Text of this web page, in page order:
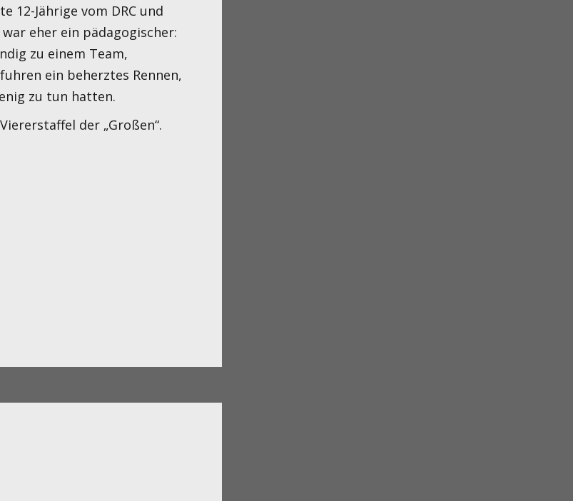
12-Jährige vom DRC und
eher ein pädagogischer:
zu einem Team,
ein beherztes Rennen,
zu tun hatten.
der „Großen“.